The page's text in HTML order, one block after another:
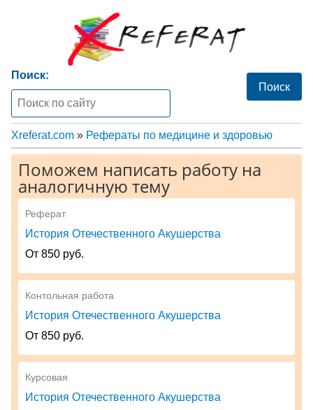
Поиск:
Xreferat.com » Рефераты по медицине и здоровью
Поможем написать работу на
аналогичную тему
Реферат
История Отечественного Акушерства
От 850 руб.
Контольная работа
История Отечественного Акушерства
От 850 руб.
Курсовая
История Отечественного Акушерства